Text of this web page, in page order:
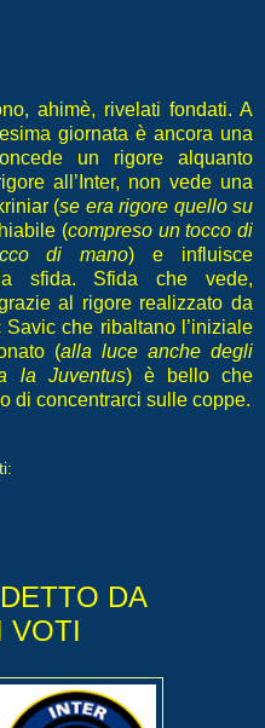
ahimè, rivelati fondati. A
giornata è ancora una
un rigore alquanto
all’Inter, non vede una
(se era rigore quello su
(compreso un tocco di
di mano) e influisce
sfida. Sfida che vede,
al rigore realizzato da
che ribaltano l’iniziale
(alla luce anche degli
la Juventus) è bello che
di concentrarci sulle coppe.
DA
VOTI